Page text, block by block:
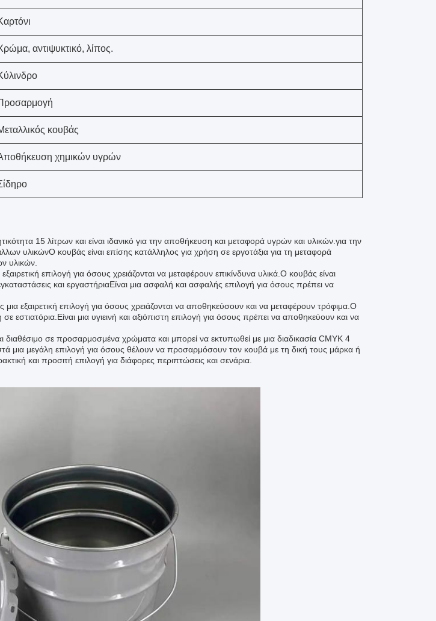
αντιψυκτικό, λίπος.
κουβάς
χημικών υγρών
15 λίτρων και είναι ιδανικό για την αποθήκευση και μεταφορά υγρών και υλικών.για την
υλικώνΟ κουβάς είναι επίσης κατάλληλος για χρήση σε εργοτάξια για τη μεταφορά
υλικών.
επιλογή για όσους χρειάζονται να μεταφέρουν επικίνδυνα υλικά.Ο κουβάς είναι
και εργαστήριαΕίναι μια ασφαλή και ασφαλής επιλογή για όσους πρέπει να
εξαιρετική επιλογή για όσους χρειάζονται να αποθηκεύσουν και να μεταφέρουν τρόφιμα.Ο
εστιατόρια.Είναι μια υγιεινή και αξιόπιστη επιλογή για όσους πρέπει να αποθηκεύουν και να
σε προσαρμοσμένα χρώματα και μπορεί να εκτυπωθεί με μια διαδικασία CMYK 4
μια μεγάλη επιλογή για όσους θέλουν να προσαρμόσουν τον κουβά με τη δική τους μάρκα ή
και προσιτή επιλογή για διάφορες περιπτώσεις και σενάρια.